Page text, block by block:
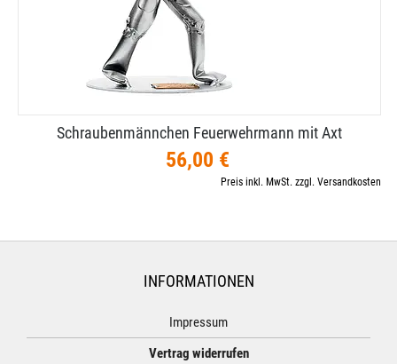
Schraubenmännchen Feuerwehrmann mit Axt
56,00 €
Preis inkl. MwSt. zzgl. Versandkosten
INFORMATIONEN
Impressum
Vertrag widerrufen